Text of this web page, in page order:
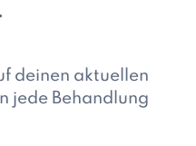
deinen aktuellen
jede Behandlung